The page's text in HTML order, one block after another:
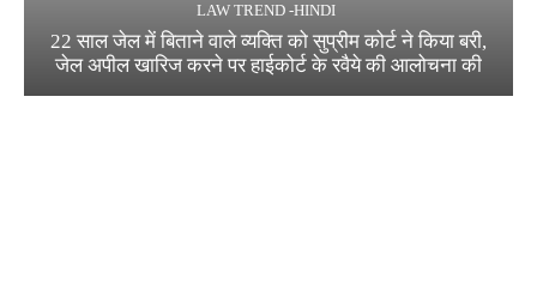
LAW TREND -HINDI
22 साल जेल में बिताने वाले व्यक्ति को सुप्रीम कोर्ट ने किया बरी,
जेल अपील खारिज करने पर हाईकोर्ट के रवैये की आलोचना की